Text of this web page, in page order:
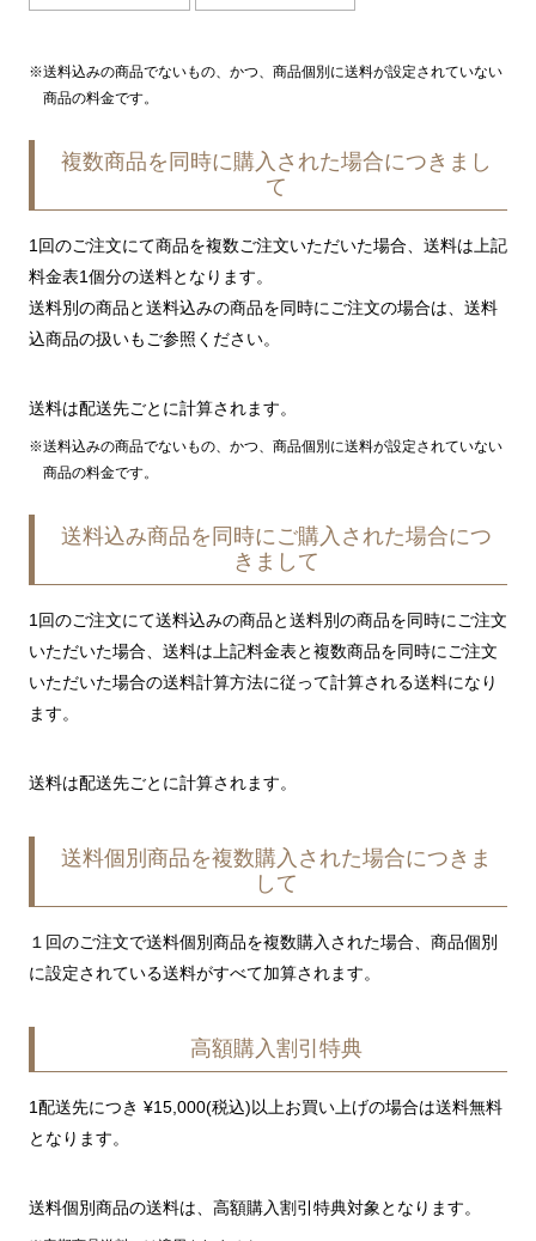
送料込みの商品でないもの、かつ、商品個別に送料が設定されていない
商品の料金です。
複数商品を同時に購入された場合につきまし
て
1回のご注文にて商品を複数ご注文いただいた場合、送料は上記
料金表1個分の送料となります。
送料別の商品と送料込みの商品を同時にご注文の場合は、送料
込商品の扱いもご参照ください。
送料は配送先ごとに計算されます。
送料込みの商品でないもの、かつ、商品個別に送料が設定されていない
商品の料金です。
送料込み商品を同時にご購入された場合につ
きまして
1回のご注文にて送料込みの商品と送料別の商品を同時にご注文
いただいた場合、送料は上記料金表と複数商品を同時にご注文
いただいた場合の送料計算方法に従って計算される送料になり
ます。
送料は配送先ごとに計算されます。
送料個別商品を複数購入された場合につきま
して
１回のご注文で送料個別商品を複数購入された場合、商品個別
に設定されている送料がすべて加算されます。
高額購入割引特典
1配送先につき ¥15,000(税込)以上お買い上げの場合は送料無料
となります。
送料個別商品の送料は、高額購入割引特典対象となります。